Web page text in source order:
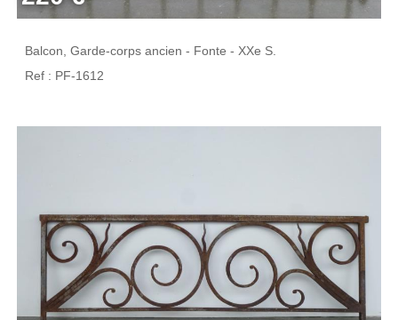
Balcon, Garde-corps ancien - Fonte - XXe S.
Ref : PF-1612